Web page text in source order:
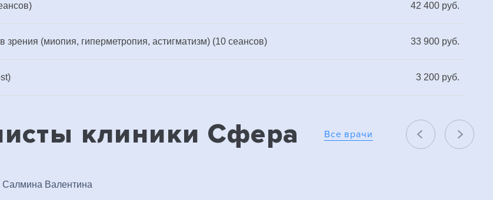
42 400 руб.
зрения (миопия, гиперметропия, астигматизм) (10 сеансов) 33 900 руб.
3 200 руб.
клиники Сфера Все врачи